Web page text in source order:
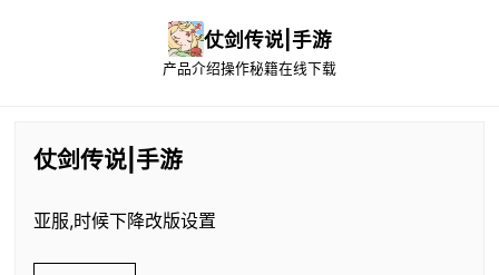
仗剑传说|手游
产品介绍操作秘籍在线下载
仗剑传说|手游
亚服,时候下降改版设置